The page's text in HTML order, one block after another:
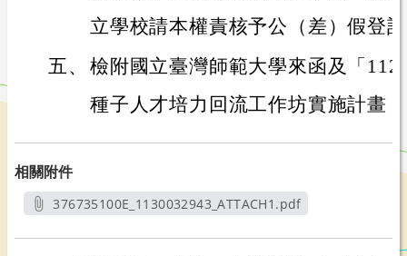
立學校請本權責核予公（差）假登
五、 檢附國立臺灣師範大學來函及「
種子人才培力回流工作坊實施計畫
相關附件
376735100E_1130032943_ATTACH1.pdf